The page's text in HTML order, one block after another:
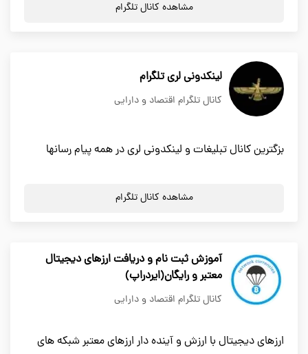
مشاهده کانال تلگرام
لینکدونی لری تلگرام
کانال تلگرام اقتصاد و دارایی
بزگترین کانال تبلیغات و لینکدونی لری در همه پیام رسانها
مشاهده کانال تلگرام
آموزش ثبت نام و دریافت ارزهای دیجیتال
معتبر و رایگان(ایردراپ)
کانال تلگرام اقتصاد و دارایی
ارزهای دیجیتال با ارزش و آینده دار ارزهای معتبر شبکه های